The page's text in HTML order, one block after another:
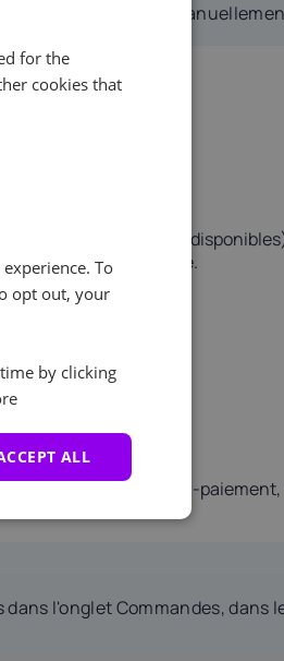
modifier le statut
(lorsqu'elles sont
commande spécifique.
suspension pour non-
l'onglet Commandes, dans
for the
cookies that
To
opt out, your
by clicking
ALL